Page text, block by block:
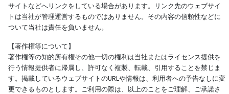
サイトなどへリンクをしている場合があります。リンク先のウェブサイ
トは当社が管理運営するものではありません。その内容の信頼性などに
ついて当社は責任を負いません。
【著作権等について】
著作権等の知的所有権その他一切の権利は当社またはライセンス提供を
行う情報提供者に帰属し、許可なく複製、転載、引用することを禁じま
す。掲載しているウェブサイトのURLや情報は、利用者への予告なしに変
更できるものとします。ご利用の際は、以上のことをご理解、ご承諾さ